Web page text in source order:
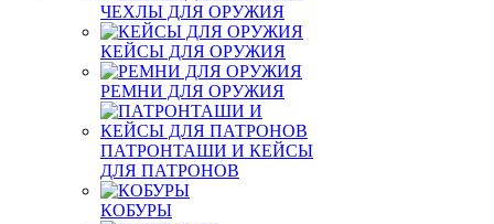
ЧЕХЛЫ ДЛЯ ОРУЖИЯ
КЕЙСЫ ДЛЯ ОРУЖИЯ
РЕМНИ ДЛЯ ОРУЖИЯ
ПАТРОНТАШИ И КЕЙСЫ
ДЛЯ ПАТРОНОВ
КОБУРЫ